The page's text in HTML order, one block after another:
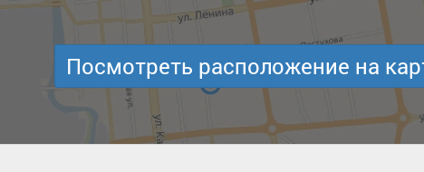
Посмотреть расположение на